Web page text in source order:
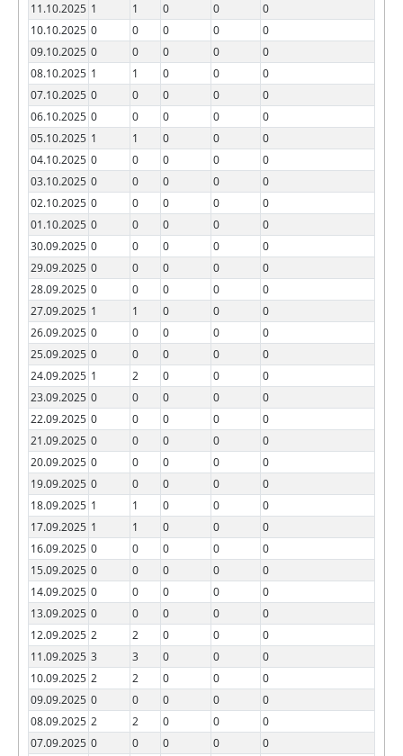
11.10.2025 1 1 0 0
0
10.10.2025 0 0 0 0
0
09.10.2025 0 0 0 0
0
08.10.2025 1 1 0 0
0
07.10.2025 0 0 0 0
0
06.10.2025 0 0 0 0
0
05.10.2025 1 1 0 0
0
04.10.2025 0 0 0 0
0
03.10.2025 0 0 0 0
0
02.10.2025 0 0 0 0
0
01.10.2025 0 0 0 0
0
30.09.2025 0 0 0 0
0
29.09.2025 0 0 0 0
0
28.09.2025 0 0 0 0
0
27.09.2025 1 1 0 0
0
26.09.2025 0 0 0 0
0
25.09.2025 0 0 0 0
0
24.09.2025 1 2 0 0
0
23.09.2025 0 0 0 0
0
22.09.2025 0 0 0 0
0
21.09.2025 0 0 0 0
0
20.09.2025 0 0 0 0
0
19.09.2025 0 0 0 0
0
18.09.2025 1 1 0 0
0
17.09.2025 1 1 0 0
0
16.09.2025 0 0 0 0
0
15.09.2025 0 0 0 0
0
14.09.2025 0 0 0 0
0
13.09.2025 0 0 0 0
0
12.09.2025 2 2 0 0
0
11.09.2025 3 3 0 0
0
10.09.2025 2 2 0 0
0
09.09.2025 0 0 0 0
0
08.09.2025 2 2 0 0
0
07.09.2025 0 0 0 0
0